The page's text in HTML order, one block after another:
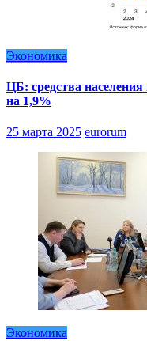
Экономика
ЦБ: средства
на 1,9%
25 марта 2025 eurorum
Экономика